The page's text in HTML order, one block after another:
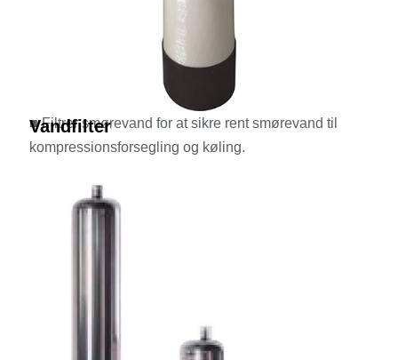
Vandfilter
■ Filtrer smørevand for at sikre rent smørevand til
kompressionsforsegling og køling.